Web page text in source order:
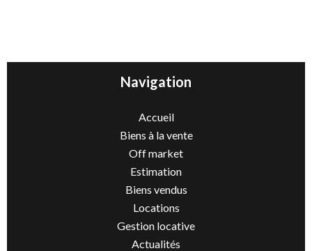
Navigation
Accueil
Biens à la vente
Off market
Estimation
Biens vendus
Locations
Gestion locative
Actualités